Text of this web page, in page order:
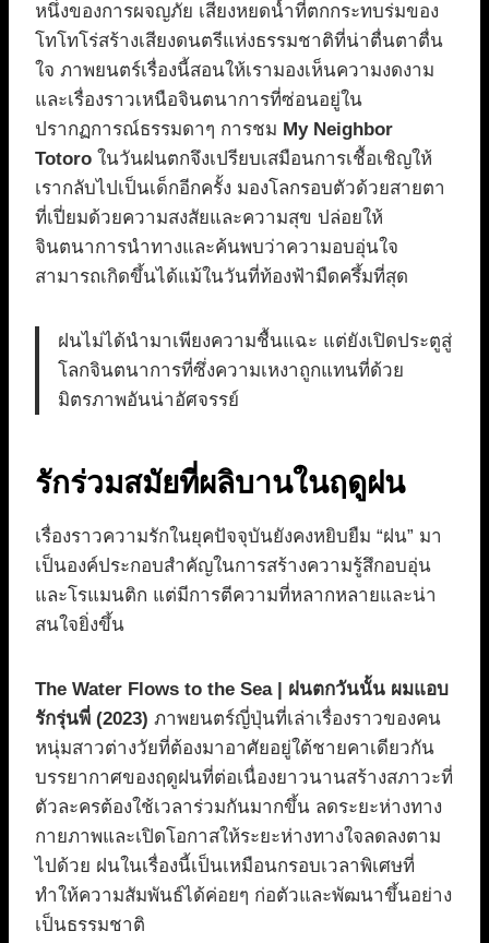
หนึ่งของการผจญภัย เสียงหยดน้ำที่ตกกระทบร่มของ
โทโทโร่สร้างเสียงดนตรีแห่งธรรมชาติที่น่าตื่นตาตื่น
ใจ ภาพยนตร์เรื่องนี้สอนให้เรามองเห็นความงดงาม
และเรื่องราวเหนือจินตนาการที่ซ่อนอยู่ใน
ปรากฏการณ์ธรรมดาๆ การชม My Neighbor
Totoro ในวันฝนตกจึงเปรียบเสมือนการเชื้อเชิญให้
เรากลับไปเป็นเด็กอีกครั้ง มองโลกรอบตัวด้วยสายตา
ที่เปี่ยมด้วยความสงสัยและความสุข ปล่อยให้
จินตนาการนำทางและค้นพบว่าความอบอุ่นใจ
สามารถเกิดขึ้นได้แม้ในวันที่ท้องฟ้ามืดครึ้มที่สุด
ฝนไม่ได้นำมาเพียงความชื้นแฉะ แต่ยังเปิดประตูสู่
โลกจินตนาการที่ซึ่งความเหงาถูกแทนที่ด้วย
มิตรภาพอันน่าอัศจรรย์
รักร่วมสมัยที่ผลิบานในฤดูฝน
เรื่องราวความรักในยุคปัจจุบันยังคงหยิบยืม “ฝน” มา
เป็นองค์ประกอบสำคัญในการสร้างความรู้สึกอบอุ่น
และโรแมนติก แต่มีการตีความที่หลากหลายและน่า
สนใจยิ่งขึ้น
The Water Flows to the Sea | ฝนตกวันนั้น ผมแอบ
รักรุ่นพี่ (2023) ภาพยนตร์ญี่ปุ่นที่เล่าเรื่องราวของคน
หนุ่มสาวต่างวัยที่ต้องมาอาศัยอยู่ใต้ชายคาเดียวกัน
บรรยากาศของฤดูฝนที่ต่อเนื่องยาวนานสร้างสภาวะที่
ตัวละครต้องใช้เวลาร่วมกันมากขึ้น ลดระยะห่างทาง
กายภาพและเปิดโอกาสให้ระยะห่างทางใจลดลงตาม
ไปด้วย ฝนในเรื่องนี้เป็นเหมือนกรอบเวลาพิเศษที่
ทำให้ความสัมพันธ์ได้ค่อยๆ ก่อตัวและพัฒนาขึ้นอย่าง
เป็นธรรมชาติ